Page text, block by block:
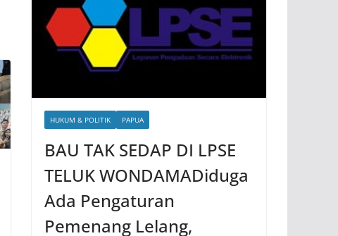
HUKUM & POLITIK PAPUA
BAU TAK SEDAP DI LPSE
TELUK WONDAMADiduga
Ada Pengaturan
Pemenang Lelang,